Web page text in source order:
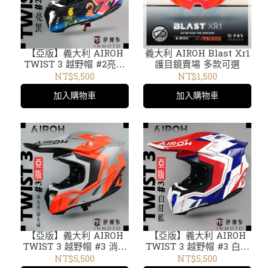
【亞版】義大利 AIROH
TWIST 3 越野帽 #2亮黑
TW3TAM35
NT$5,500
加入購物車
義大利 AIROH Blast Xr1
護目鏡賣場 多款可選
NT$1,500
加入購物車
【亞版】義大利 AIROH
TWIST 3 越野帽 #3 消光
灰螢光橘 TW3D32
NT$5,500
【亞版】義大利 AIROH
TWIST 3 越野帽 #3 白紅
藍 TW3D55
NT$5,500